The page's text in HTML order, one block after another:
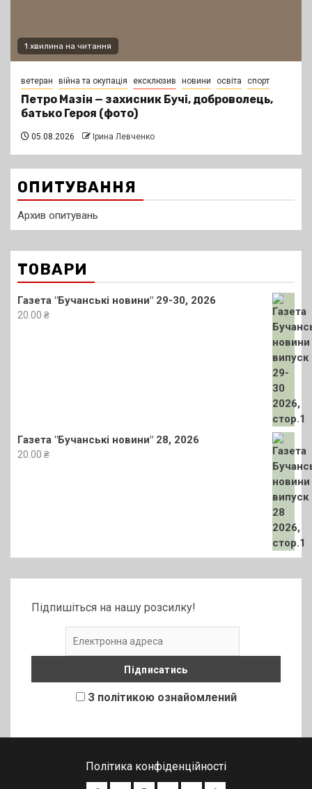
1 хвилина на читання
ветеран війна та окупація ексклюзив новини освіта спорт
Петро Мазін — захисник Бучі, доброволець,
батько Героя (фото)
05.08.2026 Ірина Левченко
ОПИТУВАННЯ
Архив опитувань
ТОВАРИ
Газета "Бучанські новини" 29-30, 2026
20.00 ₴
Газета "Бучанські новини" 28, 2026
20.00 ₴
Підпишіться на нашу розсилку!
З політикою ознайомлений
Політика конфіденційності